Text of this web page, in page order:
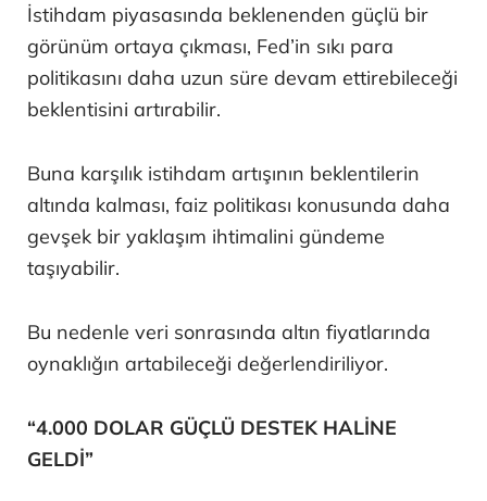
İstihdam piyasasında beklenenden güçlü bir
görünüm ortaya çıkması, Fed’in sıkı para
politikasını daha uzun süre devam ettirebileceği
beklentisini artırabilir.
Buna karşılık istihdam artışının beklentilerin
altında kalması, faiz politikası konusunda daha
gevşek bir yaklaşım ihtimalini gündeme
taşıyabilir.
Bu nedenle veri sonrasında altın fiyatlarında
oynaklığın artabileceği değerlendiriliyor.
“4.000 DOLAR GÜÇLÜ DESTEK HALİNE
GELDİ”